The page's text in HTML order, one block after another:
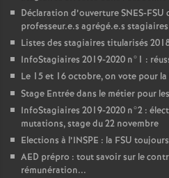
Déclaration d’ouvertureSNES-FSU
professeur.e.s agrégé.e.s stagiaires
Listes des stagiaires titularisés
InfoStagiaires 2019-2020 n°1 :
Le 15 et 16 octobre, on vote pour
Stage Entrée dans le métier pour
InfoStagiaires 2019-2020 n°2 :
mutations, stage du 22 novembre
Elections à l’INSPE : la FSU
AED prépro : tout savoir sur le
rémunération...